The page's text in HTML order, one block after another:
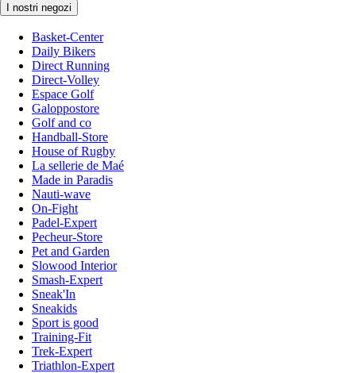
I nostri negozi
Basket-Center
Daily Bikers
Direct Running
Direct-Volley
Espace Golf
Galoppostore
Golf and co
Handball-Store
House of Rugby
La sellerie de Maé
Made in Paradis
Nauti-wave
On-Fight
Padel-Expert
Pecheur-Store
Pet and Garden
Slowood Interior
Smash-Expert
Sneak'In
Sneakids
Sport is good
Training-Fit
Trek-Expert
Triathlon-Expert